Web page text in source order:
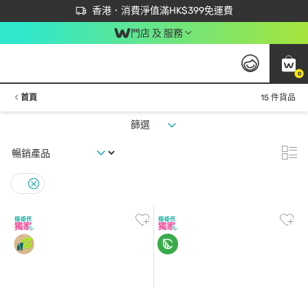
香港．消費淨值滿HK$399免運費
立即成為易賞錢會員盡享獨家優惠
首次APP下單買滿$450 輸入 NEWAPP 即減$50
門店 及 服務
0
首頁 15 件貨品
篩選